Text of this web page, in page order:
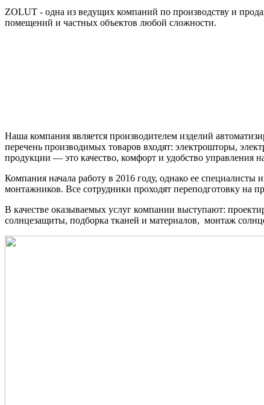
ZOLUT - одна из ведущих компаний по производству и
помещений и частных объектов любой сложности.
Наша компания является производителем изделий
перечень производимых товаров входят: электрошторы,
продукции — это качество, комфорт и удобство управления
Компания начала работу в 2016 году, однако ее
монтажников. Все сотрудники проходят переподготовку на
В качестве оказываемых услуг компании выступают:
солнцезащиты, подборка тканей и материалов, монтаж